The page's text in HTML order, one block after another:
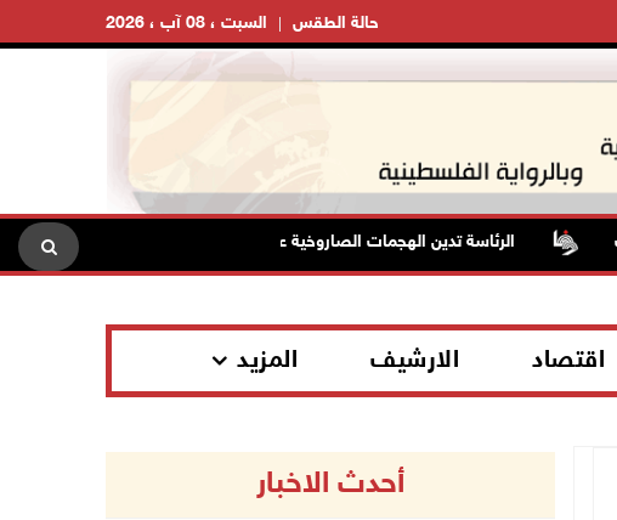
السبت ، 08 آب ، 2026 حالة الطقس
الرئاسة تدين الهجمات الصاروخية على المملكة العربية السعودية والجمهورية
اقتصاد الارشيف المزيد
أحدث الاخبار